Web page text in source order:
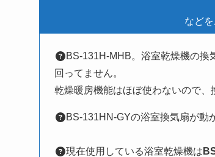
など
BS-131H-MHB。浴室乾燥機の換
回ってません。
乾燥暖房機能はほぼ使わないので、
BS-131HN-GYの浴室換気扇が動
現在使用している浴室乾燥機は